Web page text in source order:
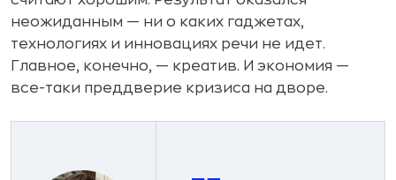
неожиданным — ни о каких гаджетах,
технологиях и инновациях речи не идет.
Главное, конечно, — креатив. И экономия —
все-таки преддверие кризиса на дворе.